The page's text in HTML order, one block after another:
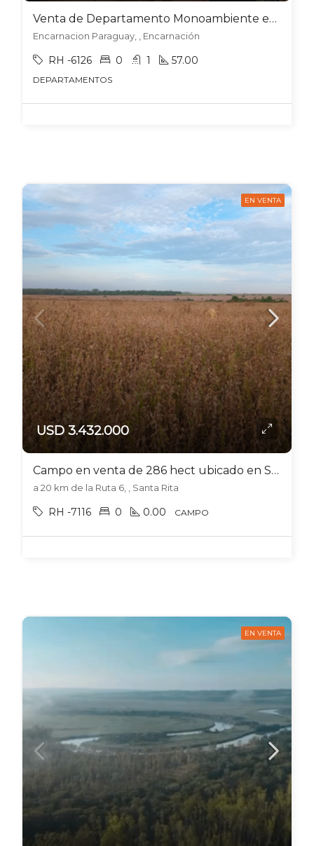
Venta de Departamento Monoambiente en Encarnación – Paraguay
Encarnacion Paraguay, , Encarnación
RH -6126 0 1 57.00
DEPARTAMENTOS
EN VENTA
USD 3.432.000
Campo en venta de 286 hect ubicado en Santa Rita – Alto Paraná -Paraguay
a 20 km de la Ruta 6, , Santa Rita
RH -7116 0 0.00 CAMPO
EN VENTA